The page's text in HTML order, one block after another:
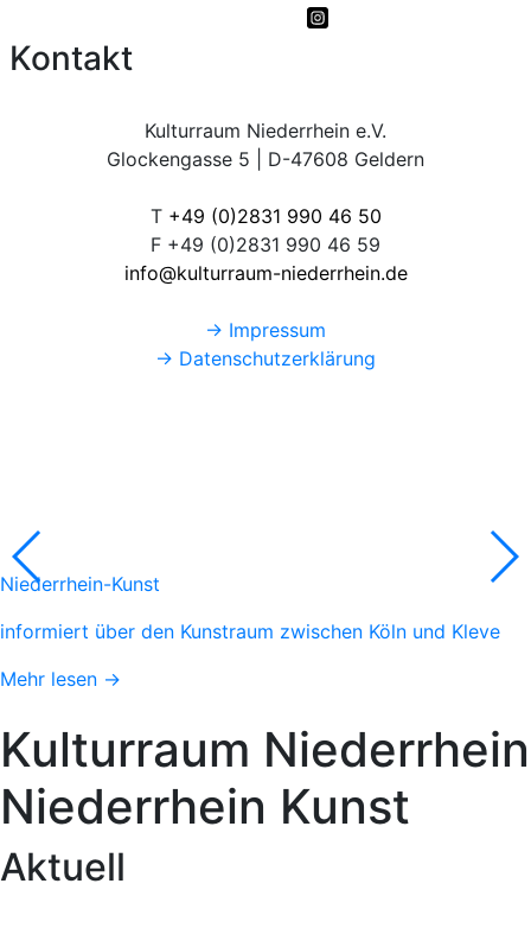
Kontakt
Kulturraum Niederrhein e.V.
Glockengasse 5 | D-47608 Geldern
T +49 (0)2831 990 46 50
F +49 (0)2831 990 46 59
info@kulturraum-niederrhein.de
→ Impressum
→ Datenschutzerklärung
Niederrhein-Kunst
informiert über den Kunstraum zwischen Köln und Kleve
Mehr lesen →
Kulturraum Niederrhein
Niederrhein Kunst
Aktuell